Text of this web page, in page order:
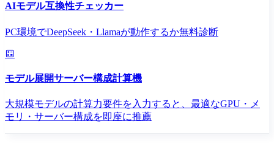
AIモデル互換性チェッカー
PC環境でDeepSeek・Llamaが動作するか無料診断
モデル展開サーバー構成計算機
大規模モデルの計算力要件を入力すると、最適なGPU・メ
モリ・サーバー構成を即座に推薦